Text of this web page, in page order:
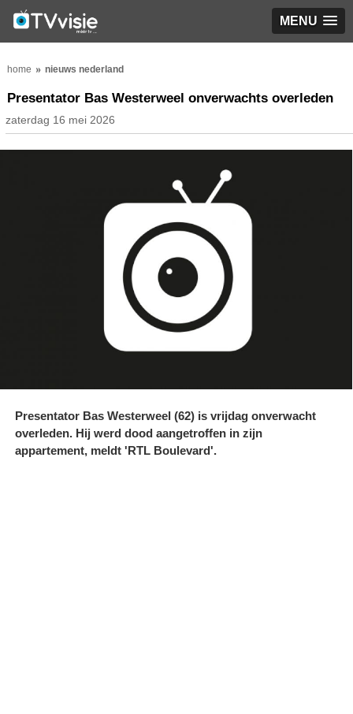
MENU
home nieuws nederland
Presentator Bas Westerweel onverwachts overleden
zaterdag 16 mei 2026
Presentator Bas Westerweel (62) is vrijdag onverwacht
overleden. Hij werd dood aangetroffen in zijn
appartement, meldt 'RTL Boulevard'.